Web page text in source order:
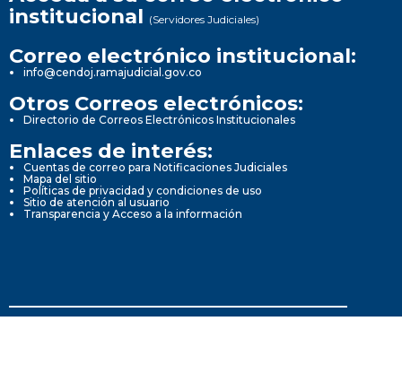
institucional (Servidores Judiciales)
Correo electrónico institucional:
info@cendoj.ramajudicial.gov.co
Otros Correos electrónicos:
Directorio de Correos Electrónicos Institucionales
Enlaces de interés:
Cuentas de correo para Notificaciones Judiciales
Mapa del sitio
Políticas de privacidad y condiciones de uso
Sitio de atención al usuario
Transparencia y Acceso a la información